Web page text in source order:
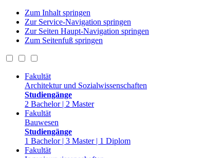
Zum Inhalt springen
Zur Service-Navigation springen
Zur Seiten Haupt-Navigation springen
Zum Seitenfuß springen
Fakultät
Architektur und Sozialwissenschaften
Studiengänge
2 Bachelor | 2 Master
Fakultät
Bauwesen
Studiengänge
1 Bachelor | 3 Master | 1 Diplom
Fakultät